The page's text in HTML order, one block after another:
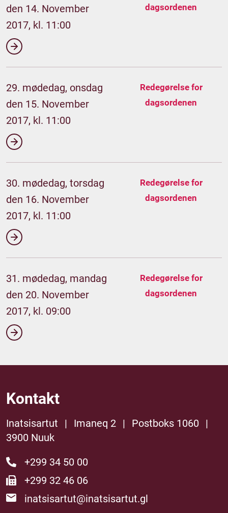
den 14. November
2017, kl. 11:00
dagsordenen
29. mødedag, onsdag
den 15. November
2017, kl. 11:00
Redegørelse for
dagsordenen
30. mødedag, torsdag
den 16. November
2017, kl. 11:00
Redegørelse for
dagsordenen
31. mødedag, mandag
den 20. November
2017, kl. 09:00
Redegørelse for
dagsordenen
Kontakt
Inatsisartut | Imaneq 2 | Postboks 1060
|
3900 Nuuk
+299 34 50 00
+299 32 46 06
inatsisartut@inatsisartut.gl